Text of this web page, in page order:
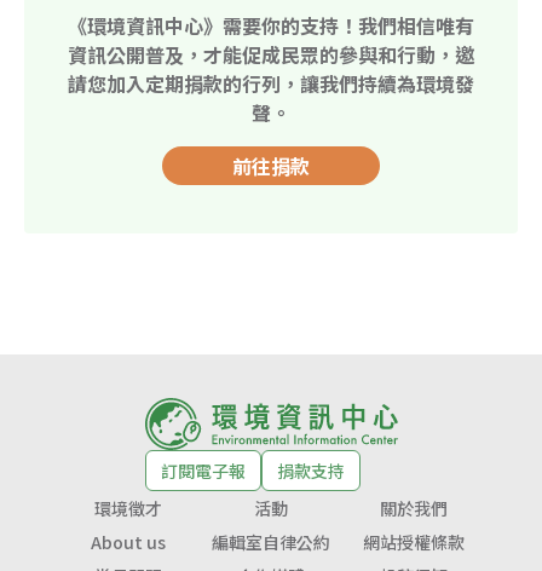
《環境資訊中心》需要你的支持！我們相信唯有
資訊公開普及，才能促成民眾的參與和行動，邀
請您加入定期捐款的行列，讓我們持續為環境發
聲。
前往捐款
訂閱電子報
捐款支持
環境徵才
活動
關於我們
About us
編輯室自律公約
網站授權條款